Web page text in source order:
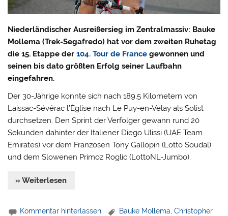
Niederländischer Ausreißersieg im Zentralmassiv: Bauke
Mollema (Trek-Segafredo) hat vor dem zweiten Ruhetag
die 15. Etappe der104. Tour de France gewonnen und
seinen bis dato größten Erfolg seiner Laufbahn
eingefahren.
Der 30-Jährige konnte sich nach 189,5 Kilometern von
Laissac-Sévérac l’Église nach Le Puy-en-Velay als Solist
durchsetzen. Den Sprint der Verfolger gewann rund 20
Sekunden dahinter der Italiener Diego Ulissi (UAE Team
Emirates) vor dem Franzosen Tony Gallopin (Lotto Soudal)
und dem Slowenen Primoz Roglic (LottoNL-Jumbo).
» Weiterlesen
Kommentar hinterlassen Bauke Mollema,Christopher